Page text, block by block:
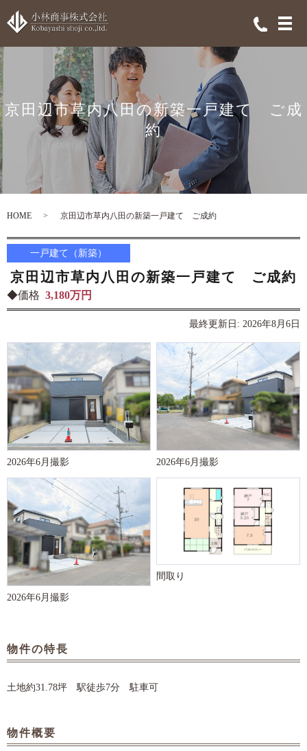
メ
京田辺市草内八田の新築一戸建て ご成
約
HOME 京田辺市草内八田の新築一戸建て ご成約
一戸建て（新築）
京田辺市草内八田の新築一戸建て ご成約
◆価格 3,180万円
最終更新日: 2026年8月6日
2026年6月撮影 2026年6月撮影
2026年6月撮影
間取り
物件の特長
土地約31.78坪 駅徒歩7分 駐車可
物件概要